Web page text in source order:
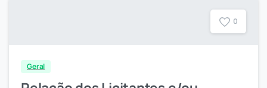
0
Geral